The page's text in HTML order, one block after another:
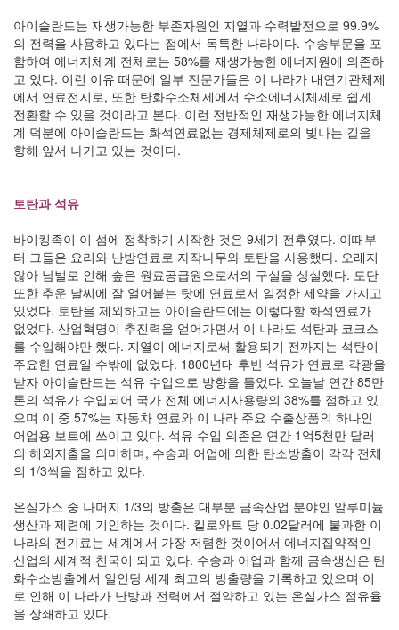
아이슬란드는 재생가능한 부존자원인 지열과 수력발전으로 99.9%
의 전력을 사용하고 있다는 점에서 독특한 나라이다. 수송부문을 포
함하여 에너지체계 전체로는 58%를 재생가능한 에너지원에 의존하
고 있다. 이런 이유 때문에 일부 전문가들은 이 나라가 내연기관체제
에서 연료전지로, 또한 탄화수소체제에서 수소에너지체제로 쉽게
전환할 수 있을 것이라고 본다. 이런 전반적인 재생가능한 에너지체
계 덕분에 아이슬란드는 화석연료없는 경제체제로의 빛나는 길을
향해 앞서 나가고 있는 것이다.
토탄과 석유
바이킹족이 이 섬에 정착하기 시작한 것은 9세기 전후였다. 이때부
터 그들은 요리와 난방연료로 자작나무와 토탄을 사용했다. 오래지
않아 남벌로 인해 숲은 원료공급원으로서의 구실을 상실했다. 토탄
또한 추운 날씨에 잘 얼어붙는 탓에 연료로서 일정한 제약을 가지고
있었다. 토탄을 제외하고는 아이슬란드에는 이렇다할 화석연료가
없었다. 산업혁명이 추진력을 얻어가면서 이 나라도 석탄과 코크스
를 수입해야만 했다. 지열이 에너지로써 활용되기 전까지는 석탄이
주요한 연료일 수밖에 없었다. 1800년대 후반 석유가 연료로 각광을
받자 아이슬란드는 석유 수입으로 방향을 틀었다. 오늘날 연간 85만
톤의 석유가 수입되어 국가 전체 에너지사용량의 38%를 점하고 있
으며 이 중 57%는 자동차 연료와 이 나라 주요 수출상품의 하나인
어업용 보트에 쓰이고 있다. 석유 수입 의존은 연간 1억5천만 달러
의 해외지출을 의미하며, 수송과 어업에 의한 탄소방출이 각각 전체
의 1/3씩을 점하고 있다.
온실가스 중 나머지 1/3의 방출은 대부분 금속산업 분야인 알루미늄
생산과 제련에 기인하는 것이다. 킬로와트 당 0.02달러에 불과한 이
나라의 전기료는 세계에서 가장 저렴한 것이어서 에너지집약적인
산업의 세계적 천국이 되고 있다. 수송과 어업과 함께 금속생산은 탄
화수소방출에서 일인당 세계 최고의 방출량을 기록하고 있으며 이
로 인해 이 나라가 난방과 전력에서 절약하고 있는 온실가스 점유율
을 상쇄하고 있다.